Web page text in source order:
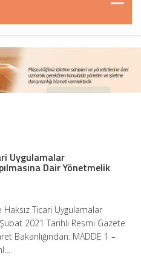
Uygulamalar
Dair Yönetmelik
Haksız Ticari Uygulamalar
2021 Tarihli Resmi Gazete
Bakanlığından: MADDE 1 –